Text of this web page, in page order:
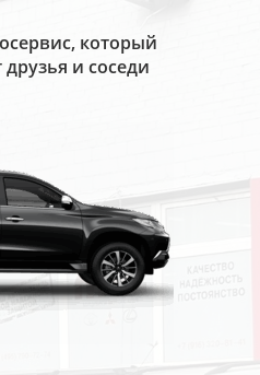
который
и соседи